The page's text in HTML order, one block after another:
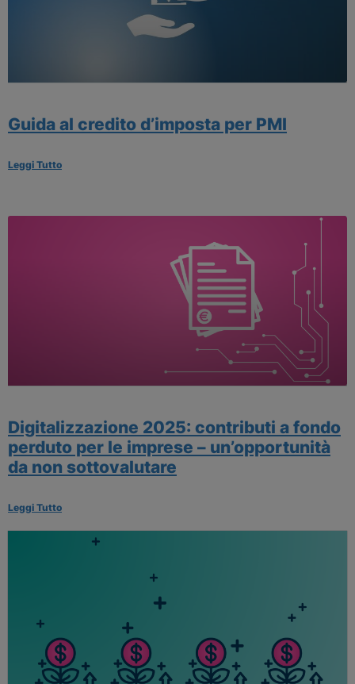
Guida al credito d’imposta per PMI
Leggi Tutto
Digitalizzazione 2025: contributi a fondo
perduto per le imprese – un’opportunità
da non sottovalutare
Leggi Tutto